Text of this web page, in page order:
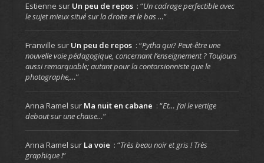
Estienne sur Un peu de repos : “Un cadrage perfectible avec
le sujet mieux situé sur la droite et le bas …”
Franville sur Un peu de repos : “Pytha qui? Peut-être une
nouvelle voie pédagogique, concernant l’enseignement ? Toujours
aussi remarquable; autant pour la contorsionniste que le
photographe,…”
Anna Ramel sur Ma nuit en cabane : “Et… J’ai le vertige
debout sur une chaise…”
Anna Ramel sur La voie : “Très beau noir et gris ! Très
graphique !”